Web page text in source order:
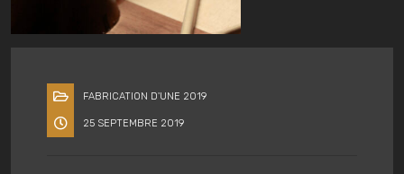
FABRICATION D'UNE 2019
25 SEPTEMBRE 2019